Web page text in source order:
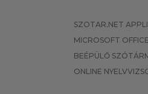
SZOTAR.NET
MICROSOFT
BEÉPÜLŐ
ONLINE